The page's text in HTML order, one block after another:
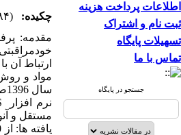
اطلاعات پرداخت هزینه
ثبت نام و اشتراک
تسهیلات پایگاه
تماس با ما
جستجو در پایگاه
چکیده:
(۸۱۸۴ مشاهده)
مقدمه:
ارتباط آن
مستقل و آنوا در سطح معنی داری